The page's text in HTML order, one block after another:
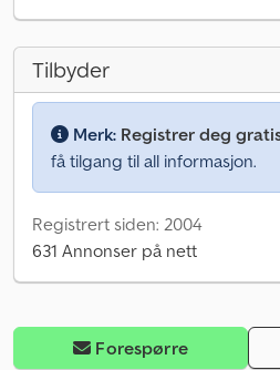
Tilbyder
Merk: Registrer deg
få tilgang til all informasjon.
Registrert siden: 2004
631 Annonser på nett
Forespørre